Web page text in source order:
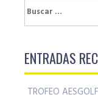
Buscar:
ENTRADAS
TROFEO